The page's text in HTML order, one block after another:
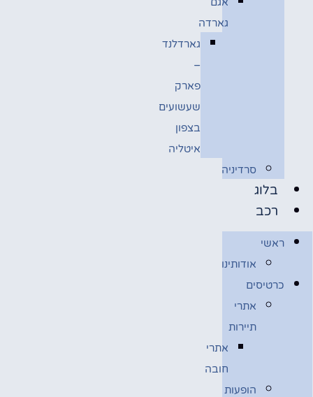
גארדה
גארדלנד
–
פארק
שעשועים
בצפון
איטליה
סרדיניה
בלוג
רכב
ראשי
אודותינו
כרטיסים
אתרי
תיירות
אתרי
חובה
הופעות